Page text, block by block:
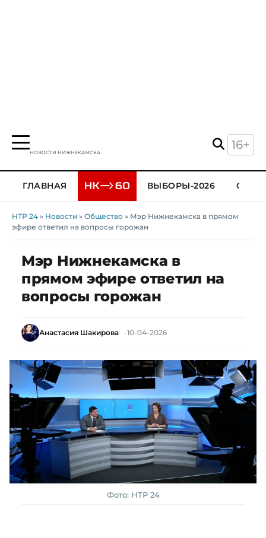
НОВОСТИ НИЖНЕКАМСКА
16+
ГЛАВНАЯ ВЫБОРЫ-2026
НТР 24 » Новости » Общество » Мэр Нижнекамска в прямом
эфире ответил на вопросы горожан
Мэр Нижнекамска в
прямом эфире ответил на
вопросы горожан
Анастасия Шакирова 10-04-2026
Фото: НТР 24